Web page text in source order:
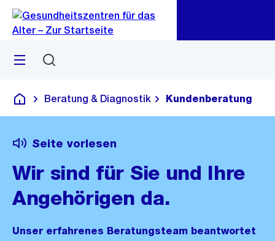
Navigation
Sprunglink
Menü
Gesundheitszentren für das Alter
Beratung & Diagnostik Kundenberatung
Seite vorlesen
Wir sind für Sie und Ihre
Angehörigen da.
Unser erfahrenes Beratungsteam beantwortet